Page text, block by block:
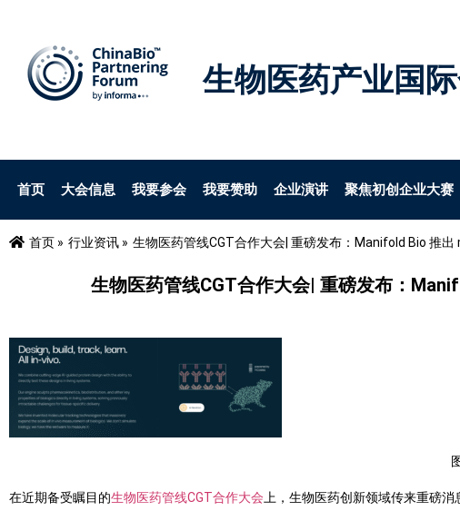
生物医药产业国
首页 大会信息 我要参会 我要赞助 企业演讲 聚焦初创企业大赛
首页 » 行业资讯 » 生物医药管线CGT合作大会| 重磅发布：Manifold Bio 推出
生物医药管线CGT合作大会| 重磅发布：
在近期备受瞩目的生物医药管线CGT合作大会 上，生物医药创新领域传来重磅